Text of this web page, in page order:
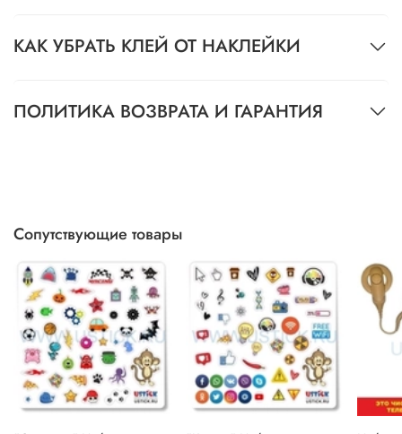
КАК УБРАТЬ КЛЕЙ ОТ НАКЛЕЙКИ
ПОЛИТИКА ВОЗВРАТА И ГАРАНТИЯ
Сопутствующие товары